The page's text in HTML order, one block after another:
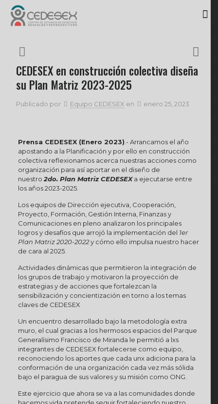
CEDESEX en construcción colectiva diseña
su Plan Matriz 2023-2025
Publicado por Equipo CEDESEX en enero 25, 2023
Prensa CEDESEX (Enero 2023) .- Arrancamos el año
apostando a la Planificación y por ello en construcción
colectiva reflexionamos acerca nuestras acciones como
organización para así aportar en el diseño de
nuestro 2do. Plan Matriz CEDESEXa ejecutarse entre
los años 2023-2025.
Los equipos de Dirección ejecutiva, Cooperación,
Proyecto, Formación, Gestión Interna, Finanzas y
Comunicaciones en pleno analizaron los principales
logros y desafíos que arrojó la implementación del 1er
Plan Matriz 2020-2022y cómo ello impulsa nuestro hacer
de cara al 2025.
Actividades dinámicas que permitieron la integración de
los grupos de trabajo y motivaron la proyección de
estrategias y de acciones que fortalezcan la
sensibilización y concientización en torno a los temas
claves de CEDESEX
Un encuentro desarrollado bajo la metodología extra
muro, el cual gracias a los hermosos espacios del Parque
Generalísimo Francisco de Miranda le permitió a lxs
integrantes de CEDESEX fortalecerse como equipo,
reconociendo los aportes que cada unx adiciona para la
conformación de una organización cada vez más sólida
bajo el paragua de sus valores y su misión como ONG.
Este ejercicio que ahora se va a las comunidades donde